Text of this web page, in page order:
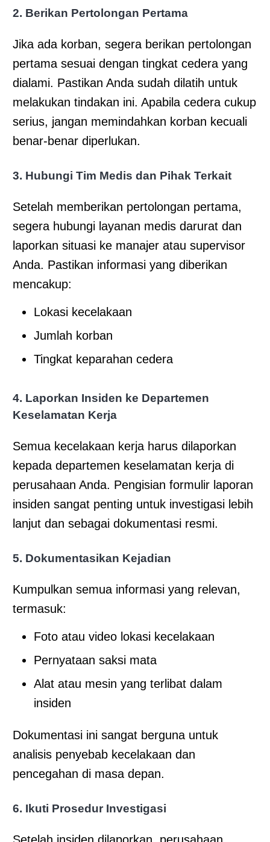
2. Berikan Pertolongan Pertama
Jika ada korban, segera berikan pertolongan
pertama sesuai dengan tingkat cedera yang
dialami. Pastikan Anda sudah dilatih untuk
melakukan tindakan ini. Apabila cedera cukup
serius, jangan memindahkan korban kecuali
benar-benar diperlukan.
3. Hubungi Tim Medis dan Pihak Terkait
Setelah memberikan pertolongan pertama,
segera hubungi layanan medis darurat dan
laporkan situasi ke manajer atau supervisor
Anda. Pastikan informasi yang diberikan
mencakup:
Lokasi kecelakaan
Jumlah korban
Tingkat keparahan cedera
4. Laporkan Insiden ke Departemen
Keselamatan Kerja
Semua kecelakaan kerja harus dilaporkan
kepada departemen keselamatan kerja di
perusahaan Anda. Pengisian formulir laporan
insiden sangat penting untuk investigasi lebih
lanjut dan sebagai dokumentasi resmi.
5. Dokumentasikan Kejadian
Kumpulkan semua informasi yang relevan,
termasuk:
Foto atau video lokasi kecelakaan
Pernyataan saksi mata
Alat atau mesin yang terlibat dalam
insiden
Dokumentasi ini sangat berguna untuk
analisis penyebab kecelakaan dan
pencegahan di masa depan.
6. Ikuti Prosedur Investigasi
Setelah insiden dilaporkan, perusahaan